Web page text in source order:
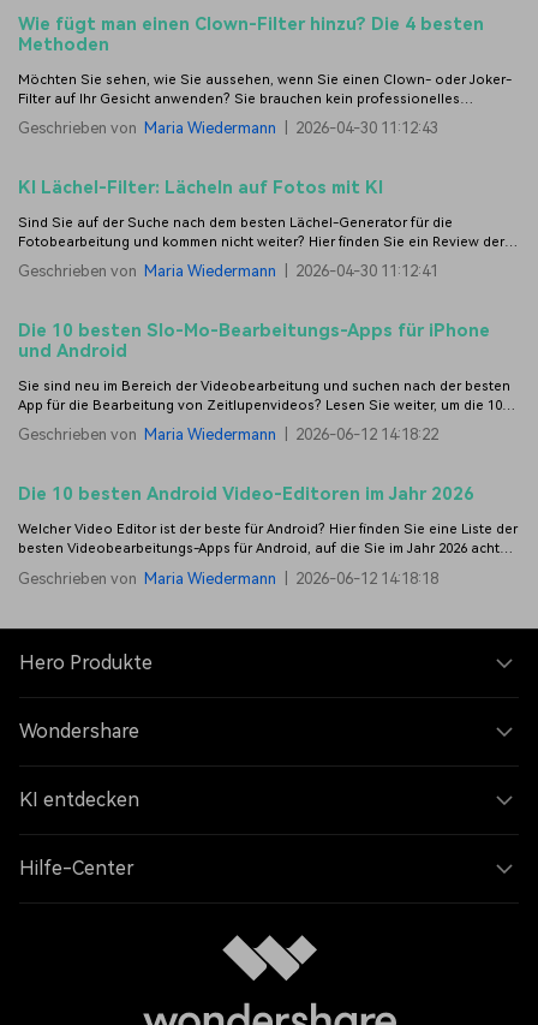
Wie fügt man einen Clown-Filter hinzu? Die 4 besten
Methoden
Möchten Sie sehen, wie Sie aussehen, wenn Sie einen Clown- oder Joker-
Filter auf Ihr Gesicht anwenden? Sie brauchen kein professionelles
Fachwissen und können ganz einfach einen Clown-Filter verwenden, mit
dem Sie mit nur einem Klick einen Joker- oder Kronen-Look kreieren
Geschrieben von Maria Wiedermann 2026-04-30 11:12:43
KI Lächel-Filter: Lächeln auf Fotos mit KI
Sind Sie auf der Suche nach dem besten Lächel-Generator für die
Fotobearbeitung und kommen nicht weiter? Hier finden Sie ein Review der
besten KI-Lächel-Generatoren, die Sie verwenden können.
Geschrieben von Maria Wiedermann 2026-04-30 11:12:41
Die 10 besten Slo-Mo-Bearbeitungs-Apps für iPhone
und Android
Sie sind neu im Bereich der Videobearbeitung und suchen nach der besten
App für die Bearbeitung von Zeitlupenvideos? Lesen Sie weiter, um die 10
besten Tools zur Bearbeitung von Slow-Mo-Videos für Android und iPhone
zu finden.
Geschrieben von Maria Wiedermann 2026-06-12 14:18:22
Die 10 besten Android Video-Editoren im Jahr 2026
Welcher Video Editor ist der beste für Android? Hier finden Sie eine Liste der
besten Videobearbeitungs-Apps für Android, auf die Sie im Jahr 2026 achten
sollten - in keiner bestimmten Reihenfolge.
Geschrieben von Maria Wiedermann 2026-06-12 14:18:18
Hero Produkte
Wondershare
KI entdecken
Hilfe-Center